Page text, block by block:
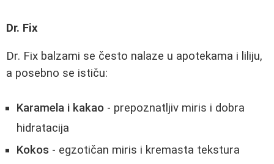
Dr. Fix
Dr. Fix balzami se često nalaze u apotekama i liliju,
a posebno se ističu:
Karamela i kakao - prepoznatljiv miris i dobra
hidratacija
Kokos - egzotičan miris i kremasta tekstura